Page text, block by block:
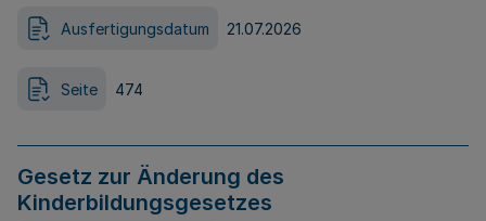
Ausfertigungsdatum 21.07.2026
Seite 474
Gesetz zur Änderung des
Kinderbildungsgesetzes